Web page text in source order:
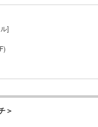
]
＞